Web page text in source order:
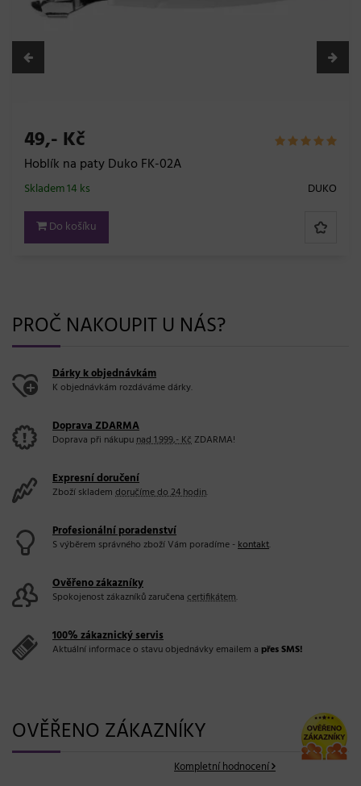
49,- Kč
Hoblík na paty Duko FK-02A
DUKO
Skladem 14 ks
Do košíku
PROČ NAKOUPIT U NÁS?
Dárky k objednávkám
K objednávkám rozdáváme dárky.
Doprava ZDARMA
Doprava při nákupunad 1.999,- KčZDARMA!
Expresní doručení
Zboží skladem doručíme do 24 hodin.
Profesionální poradenství
S výběrem správného zboží Vám poradíme -kontakt.
Ověřeno zákazníky
Spokojenost zákazníků zaručena certifikátem.
100% zákaznický servis
Aktuální informace o stavu objednávky emailem a přes SMS!
OVĚŘENO ZÁKAZNÍKY
Kompletní hodnocení